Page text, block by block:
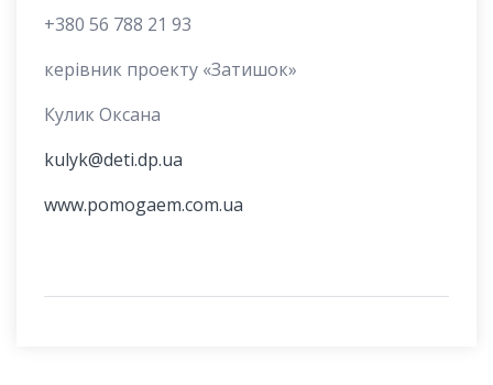
+380 56 788 21 93
керівник проекту «Затишок»
Кулик Оксана
kulyk@deti.dp.ua
www.pomogaem.com.ua